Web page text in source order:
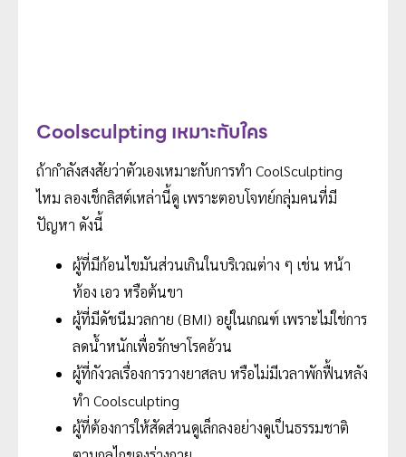
Coolsculpting เหมาะกับใคร
ถ้ากำลังสงสัยว่าตัวเองเหมาะกับการทำ CoolSculpting
ไหม ลองเช็กลิสต์เหล่านี้ดู เพราะตอบโจทย์กลุ่มคนที่มี
ปัญหา ดังนี้
ผู้ที่มีก้อนไขมันส่วนเกินในบริเวณต่าง ๆ เช่น หน้า
ท้อง เอว หรือต้นขา
ผู้ที่มีดัชนีมวลกาย (BMI) อยู่ในเกณฑ์ เพราะไม่ใช่การ
ลดน้ำหนักเพื่อรักษาโรคอ้วน
ผู้ที่กังวลเรื่องการวางยาสลบ หรือไม่มีเวลาพักฟื้นหลัง
ทำ Coolsculpting
ผู้ที่ต้องการให้สัดส่วนดูเล็กลงอย่างดูเป็นธรรมชาติ